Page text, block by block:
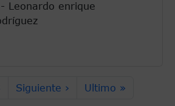
- Leonardo enrique
Siguiente página
Siguiente › Última página
Ultimo »